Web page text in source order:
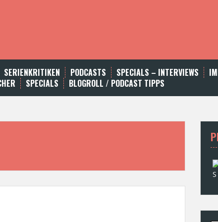
SERIENKRITIKEN PODCASTS SPECIALS – INTERVIEWS
SPECIALS BLOGROLL / PODCAST TIPPS